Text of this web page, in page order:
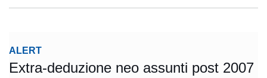
ALERT
Extra-deduzione neo assunti post 2007